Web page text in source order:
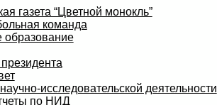
газета “Цветной монокль”
команда
образование
исследовательской деятельности
по НИД